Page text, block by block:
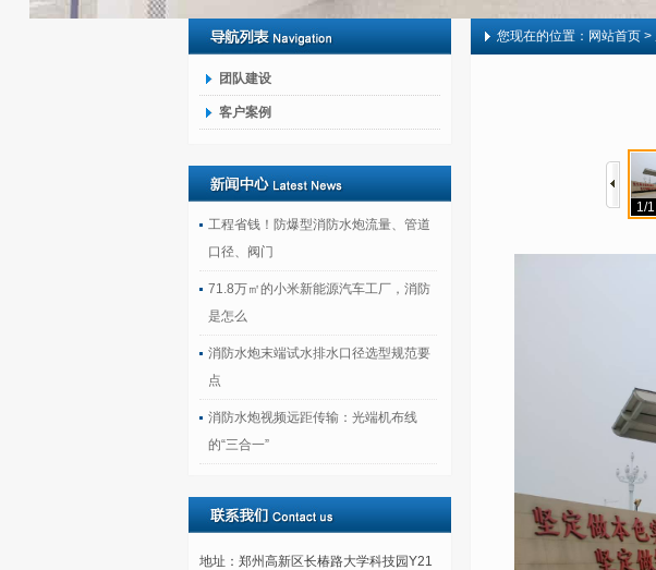
团队建设
客户案例
工程省钱！防爆型消防水炮流量、管道
口径、阀门
71.8万㎡的小米新能源汽车工厂，消防
是怎么
消防水炮末端试水排水口径选型规范要
点
消防水炮视频远距传输：光端机布线
的“三合一”
地址：郑州高新区长椿路大学科技园Y21
您现在的位置： 网站首页>
1/1